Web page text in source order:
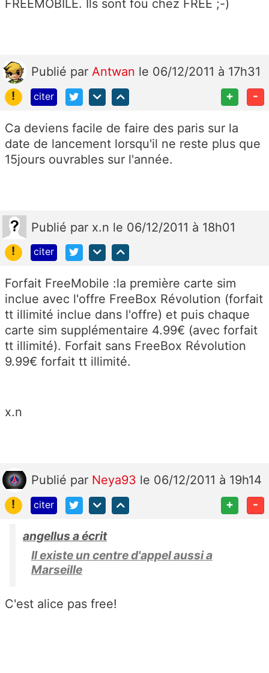
FREEMOBILE. Ils sont fou chez FREE ;-)
Publié par Antwan le 06/12/2011 à 17h31
!
citer + -
Ca deviens facile de faire des paris sur la
date de lancement lorsqu'il ne reste plus que
15jours ouvrables sur l'année.
Publié par x.n le 06/12/2011 à 18h01
!
citer
Forfait FreeMobile :la première carte sim
inclue avec l'offre FreeBox Révolution (forfait
tt illimité inclue dans l'offre) et puis chaque
carte sim supplémentaire 4.99€ (avec forfait
tt illimité). Forfait sans FreeBox Révolution
9.99€ forfait tt illimité.
x.n
Publié par Neya93 le 06/12/2011 à 19h14
!
citer + -
angellus a écrit
Il existe un centre d'appel aussi a
Marseille
C'est alice pas free!